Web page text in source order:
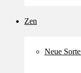
Zen
Neue